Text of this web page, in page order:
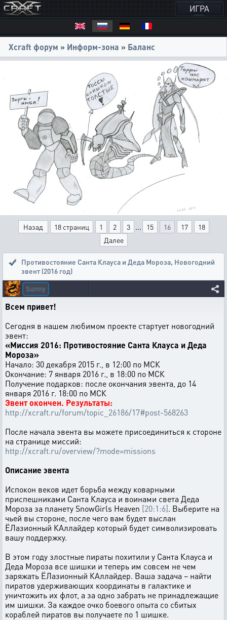
ИГРА
Xcraft форум » Информ-зона » Баланс
Назад 18 страниц 1 2 3 ... 15 16 17
18
Далее
Противостояние Санта Клауса и Деда Мороза, Новогодний
эвент (2016 год)
Sunny
Всем привет!
Сегодня в нашем любимом проекте стартует новогодний
эвент:
«Миссия 2016: Противостояние Санта Клауса и Деда
Мороза»
Начало: 30 декабря 2015 г., в 12:00 по МСК
Окончание: 7 января 2016 г., в 18:00 по МСК
Получение подарков: после окончания эвента, до 14
января 2016 г. 18:00 по МСК
Эвент окончен. Результаты:
http://xcraft.ru/forum/topic_26186/17#post-568263
После начала эвента вы можете присоединиться к стороне
на странице миссий:
http://xcraft.ru/overview/?mode=missions
Описание эвента
Испокон веков идет борьба между коварными
приспешниками Санта Клауса и воинами света Деда
Мороза за планету SnowGirls Heaven [20:1:6]. Выберите на
чьей вы стороне, после чего вам будет выслан
ЁЛазионный КАллайдер который будет символизировать
вашу поддержку.
В этом году злостные пираты похитили у Санта Клауса и
Деда Мороза все шишки и теперь им совсем не чем
заряжать ЁЛазионный КАллайдер. Ваша задача – найти
пиратов удерживающих координаты в галактике и
уничтожить их флот, а за одно забрать не принадлежащие
им шишки. За каждое очко боевого опыта со сбитых
кораблей пиратов вы получаете по 1 шишке.